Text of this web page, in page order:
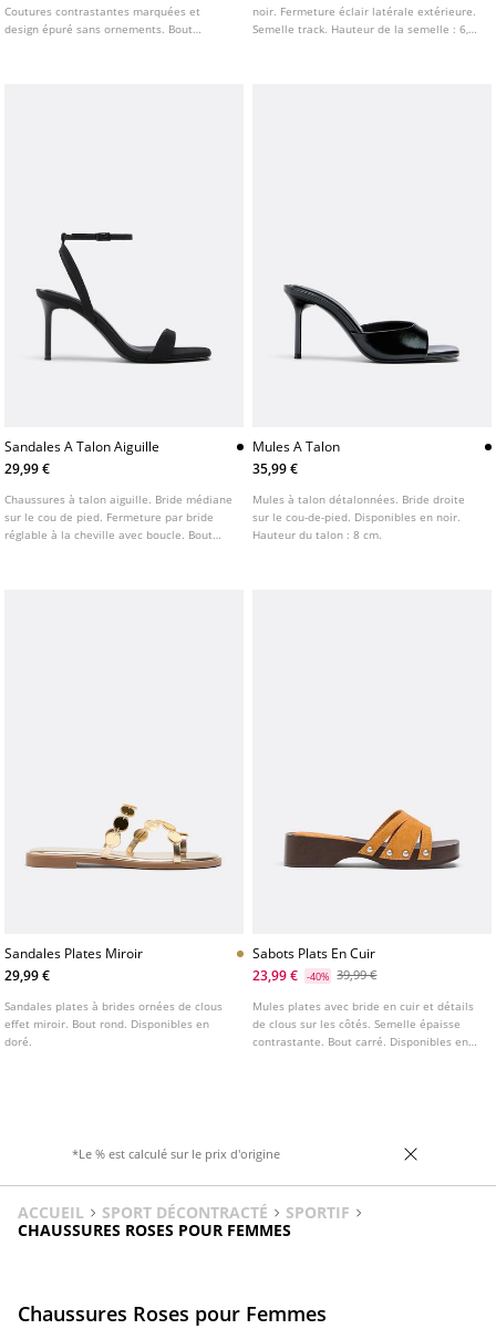
Coutures contrastantes marquées et
design épuré sans ornements. Bout
noir. Fermeture éclair latérale extérieure.
Semelle track. Hauteur de la semelle : 6,5
Sandales A Talon Aiguille
29,99 €
Chaussures à talon aiguille. Bride médiane
sur le cou de pied. Fermeture par bride
réglable à la cheville avec boucle. Bout
Mules A Talon
35,99 €
Mules à talon détalonnées. Bride droite
sur le cou-de-pied. Disponibles en noir.
Hauteur du talon : 8 cm.
Sandales Plates Miroir
29,99 €
Sandales plates à brides ornées de clous
effet miroir. Bout rond. Disponibles en
doré.
Sabots Plats En Cuir
23,99 €
-40% 39,99 €
Mules plates avec bride en cuir et détails
de clous sur les côtés. Semelle épaisse
contrastante. Bout carré. Disponibles en
*Le % est calculé sur le prix d'origine
ACCUEIL SPORT DÉCONTRACTÉ
SPORTIF
CHAUSSURES ROSES POUR FEMMES
Chaussures Roses pour Femmes